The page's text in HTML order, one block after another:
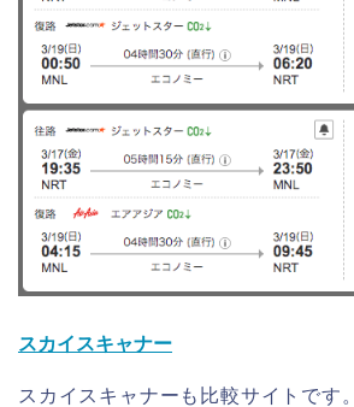
スカイスキャナー
スカイスキャナーも比較サイトです